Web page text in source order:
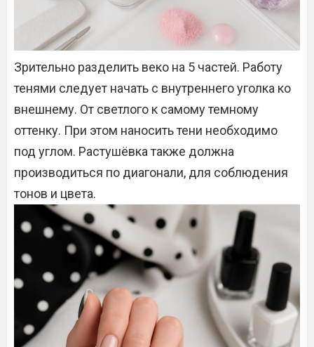
Зрительно разделить веко на 5 частей. Работу
тенями следует начать с внутреннего уголка ко
внешнему. От светлого к самому темному
оттенку. При этом наносить тени необходимо
под углом. Растушёвка также должна
производиться по диагонали, для соблюдения
тонов и цвета.